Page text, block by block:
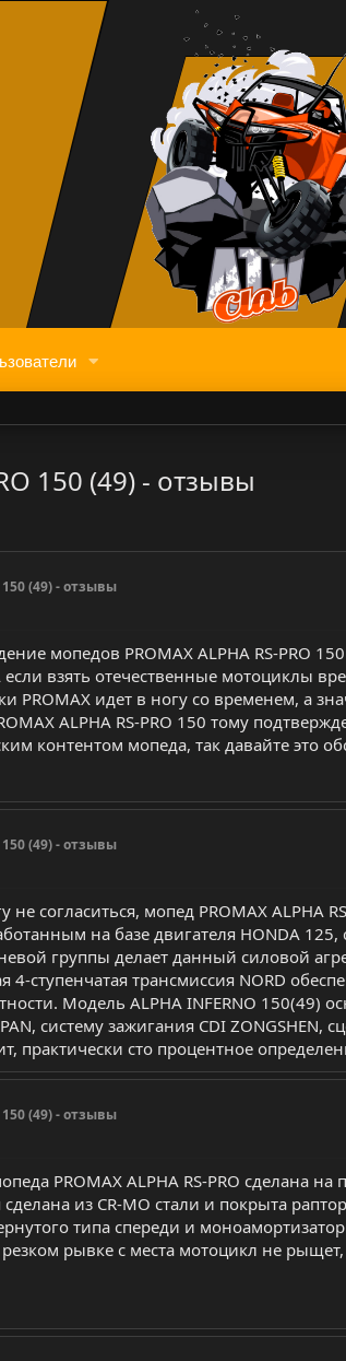
150 (49) - отзывы
150 (49) - отзывы
мопедов PROMAX ALPHA RS-PRO
взять отечественные мотоциклы
PROMAX идет в ногу со временем, а
ALPHA RS-PRO 150 тому
контентом мопеда, так давайте это
150 (49) - отзывы
не согласиться, мопед PROMAX
на базе двигателя HONDA
группы делает данный силовой
4-ступенчатая трансмиссия NORD
Модель ALPHA INFERNO
систему зажигания CDI ZONGSHEN,
практически сто процентное
150 (49) - отзывы
PROMAX ALPHA RS-PRO сделана
сделана из CR-MO стали и покрыта
типа спереди и
рывке с места мотоцикл не